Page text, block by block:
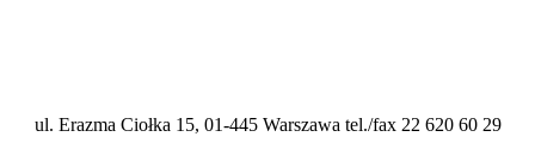
ul. Erazma Ciołka 15, 01-445 Warszawa tel./fax 22 620 60 29